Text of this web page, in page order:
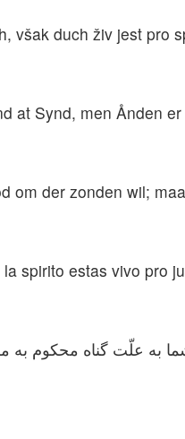
však duch živ jest pro
at Synd, men Ånden
om der zonden wil;
spirito estas vivo pro
به علّت گناه محكوم به